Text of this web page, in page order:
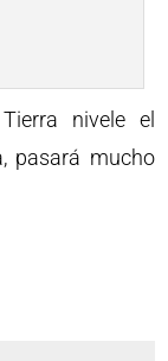
nivele el
pasará mucho